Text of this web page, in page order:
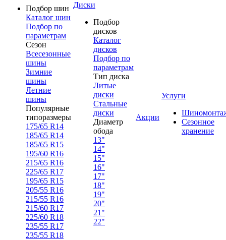
Подбор шин
Каталог шин
Подбор по
параметрам
Сезон
Всесезонные
шины
Зимние
шины
Летние
шины
Популярные
типоразмеры
175/65 R14
185/65 R14
185/65 R15
195/60 R16
215/65 R16
225/65 R17
195/65 R15
205/55 R16
215/55 R16
215/60 R17
225/60 R18
235/55 R17
235/55 R18
Диски
Подбор
дисков
Каталог
дисков
Подбор по
параметрам
Тип диска
Литые
диски
Стальные
диски
Диаметр
обода
13"
14"
15"
16"
17"
18"
19"
20"
21"
22"
Акции
Услуги
Сезонное
хранение